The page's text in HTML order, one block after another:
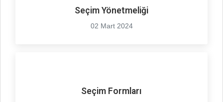
Seçim Yönetmeliği
02 Mart 2024
Seçim Formları